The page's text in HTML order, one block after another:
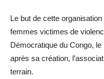
Le but de cette
femmes victimes de
Démocratique du Congo, le
après sa création,
terrain.